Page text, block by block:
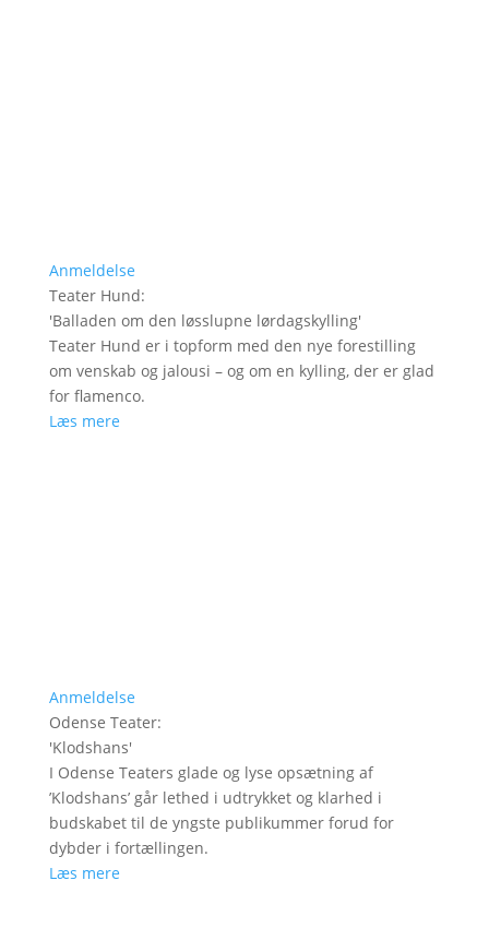
Anmeldelse
Teater Hund:
'Balladen om den løsslupne lørdagskylling'
Teater Hund er i topform med den nye forestilling
om venskab og jalousi – og om en kylling, der er glad
for flamenco.
Læs mere
Anmeldelse
Odense Teater:
'Klodshans'
I Odense Teaters glade og lyse opsætning af
’Klodshans’ går lethed i udtrykket og klarhed i
budskabet til de yngste publikummer forud for
dybder i fortællingen.
Læs mere